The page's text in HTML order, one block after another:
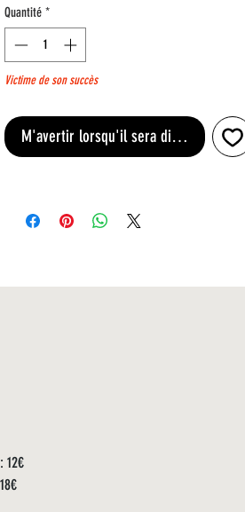
Fabriqué avec du poisson frais pêché
quotidiennement sur la côte portugaise.
Fabrication artisanale et fait main. Produit naturel,
sans colorants ni conservateurs.
Ingrédients : Sardine (Sardina pilchardus)
(75%), huile d'olive (23,5%), citron (1%) et sel
Quantité *
Victime de son succès
M'avertir lorsqu'il sera disponible
12€